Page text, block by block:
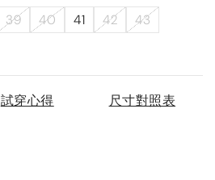
39 40 41 42
43
試穿心得 尺寸對照表